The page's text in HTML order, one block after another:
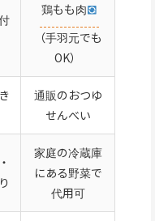
鶏もも肉
（手羽元でも
OK）
通販のおつゆ
せんべい
家庭の冷蔵庫
にある野菜で
代用可